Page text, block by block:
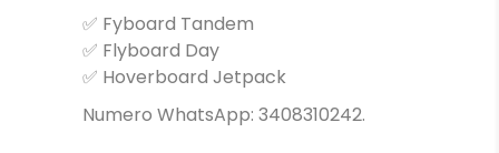
✅ Fyboard Tandem
✅ Flyboard Day
✅ Hoverboard Jetpack
Numero WhatsApp: 3408310242.